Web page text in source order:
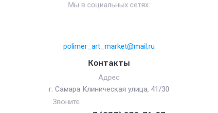
Мы в социальных сетях:
polimer_art_market@mail.ru
Контакты
Адрес
г. Самара Клиническая улица, 41/30
Звоните